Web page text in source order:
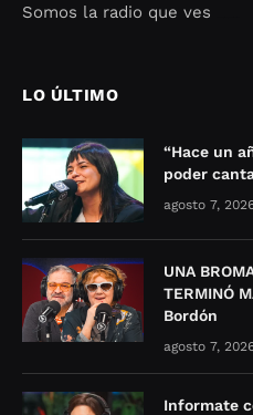
Somos la radio que ves
LO ÚLTIMO
“Hace un
poder
agosto 7,
UNA
TERMINÓ
Bordón
agosto 7,
Informate